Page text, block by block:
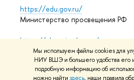
Мы используем файлы cookies для
НИУ ВШЭ и большего удобства его
подробную информацию об
можно найти здесь, наши правила
https://edu.gov.ru/
Министерство просвещения РФ
https://elearning.hse.ru/mooc
Массовые открытые онлайн-